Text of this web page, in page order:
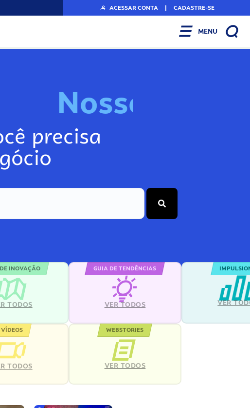
ACESSAR CONTA | CADASTRE-SE
MENU
Nosso
precisa
INOVAÇÃO
TODOS
GUIA DE TENDÊNCIAS
VER TODOS VER
VÍDEOS
TODOS
WEBSTORIES
VER TODOS